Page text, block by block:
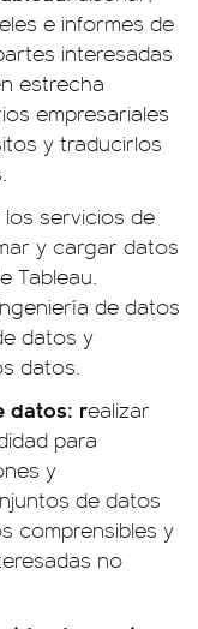
e informes de
interesadas
estrecha
empresariales
y traducirlos
los servicios de
y cargar datos
Tableau.
de datos
datos y
datos.
datos: realizar
para
y
de datos
comprensibles y
no